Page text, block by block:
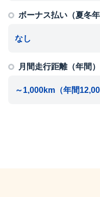
ボーナス払い（夏冬年
月間走行距離（年間）